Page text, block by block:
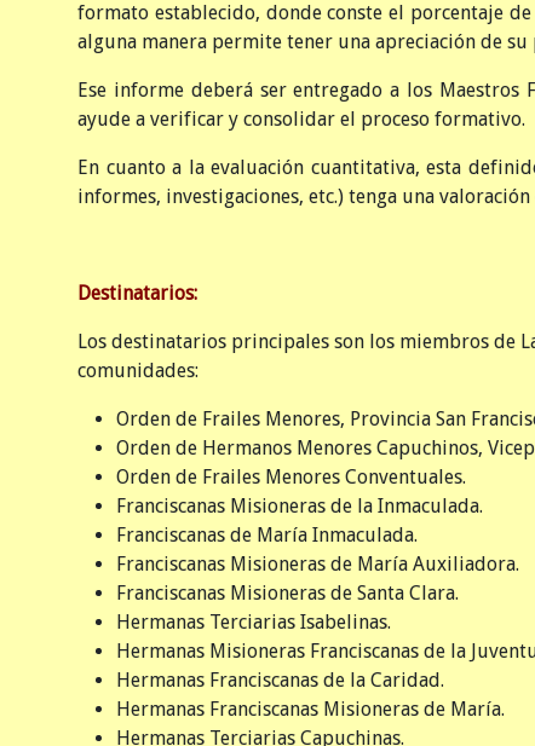
formato establecido, donde conste el porcentaje
alguna manera permite tener una apreciación de su
Ese informe deberá ser entregado a los
ayude a verificar y consolidar el proceso formativo.
En cuanto a la evaluación cuantitativa, esta
informes, investigaciones, etc.) tenga una
Destinatarios:
Los destinatarios principales son los miembros de
comunidades:
Orden de Frailes Menores, Provincia San
Orden de Hermanos Menores Capuchinos,
Orden de Frailes Menores Conventuales.
Franciscanas Misioneras de la Inmaculada.
Franciscanas de María Inmaculada.
Franciscanas Misioneras de María Auxiliadora.
Franciscanas Misioneras de Santa Clara.
Hermanas Terciarias Isabelinas.
Hermanas Misioneras Franciscanas de la
Hermanas Franciscanas de la Caridad.
Hermanas Franciscanas Misioneras de María.
Hermanas Terciarias Capuchinas.